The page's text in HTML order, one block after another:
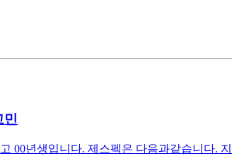
민
00년생입니다. 제스펙은 다음과같습니다.